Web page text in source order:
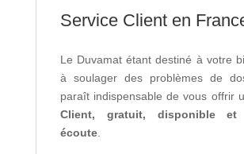
Service Client en
Le Duvamat étant destiné à votre
à soulager des problèmes de
paraît indispensable de vous offrir
Client, gratuit, disponible
écoute.